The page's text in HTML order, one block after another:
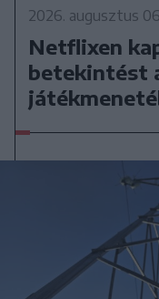
2026. augusztus
Netflixen
betekintést